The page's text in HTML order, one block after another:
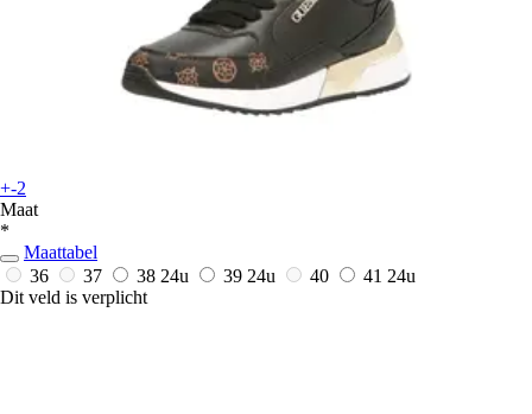
+-2
Maat
*
Maattabel
36
37 38 24u 39 24u 40 41 24u
Dit veld is verplicht